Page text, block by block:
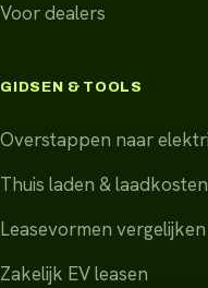
Voor dealers
GIDSEN & TOOLS
Overstappen naar
Thuis laden & laadkosten
Leasevormen vergelijken
Zakelijk EV leasen